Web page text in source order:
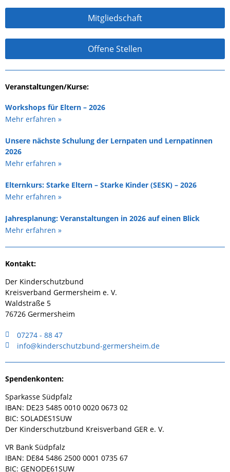
Mitgliedschaft
Offene Stellen
Veranstaltungen/Kurse:
Workshops für Eltern – 2026
Mehr erfahren »
Unsere nächste Schulung der Lernpaten und Lernpatinnen
2026
Mehr erfahren »
Elternkurs: Starke Eltern – Starke Kinder (SESK) – 2026
Mehr erfahren »
Jahresplanung: Veranstaltungen in 2026 auf einen Blick
Mehr erfahren »
Kontakt:
Der Kinderschutzbund
Kreisverband Germersheim e. V.
Waldstraße 5
76726 Germersheim
07274 - 88 47
info@kinderschutzbund-germersheim.de
Spendenkonten:
Sparkasse Südpfalz
IBAN: DE23 5485 0010 0020 0673 02
BIC: SOLADES1SUW
Der Kinderschutzbund Kreisverband GER e. V.
VR Bank Südpfalz
IBAN: DE84 5486 2500 0001 0735 67
BIC: GENODE61SUW